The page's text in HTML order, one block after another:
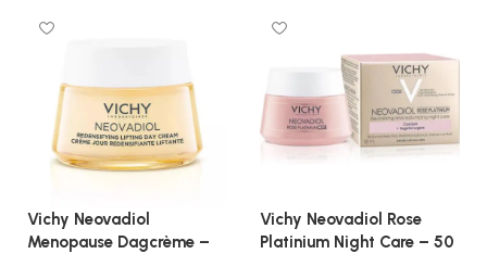
Vichy Neovadiol
Menopause Dagcrème –
Vichy Neovadiol Rose
Platinium Night Care – 50